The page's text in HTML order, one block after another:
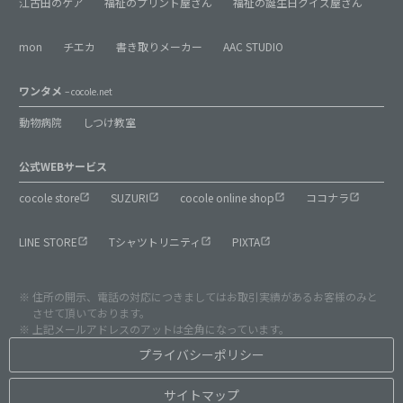
mon チエカ 書き取りメーカー AAC STUDIO
ワンタメ – cocole.net
動物病院 しつけ教室
公式WEBサービス
cocole store SUZURI cocole online shop ココナラ
LINE STORE Tシャツトリニティ PIXTA
住所の開示、電話の対応につきましてはお取引実績があるお客様のみと
させて頂いております。
上記メールアドレスのアットは全角になっています。
プライバシーポリシー
サイトマップ